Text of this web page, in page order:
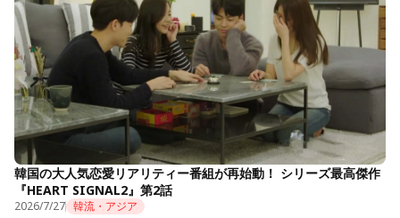
韓国の大人気恋愛リアリティー番組が再始動！ シリーズ最高傑作
『HEART SIGNAL2』第2話
2026/7/27 韓流・アジア